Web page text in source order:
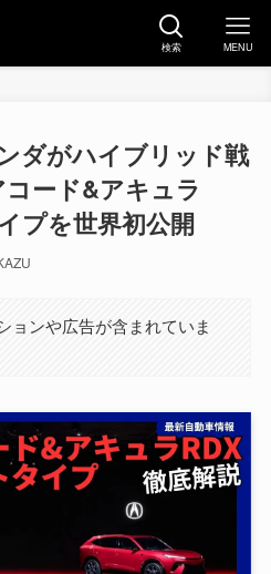
検索 MENU
ダがハイブリッド戦
ード&アキュラ
プを世界初公開
ョンや広告が含まれていま